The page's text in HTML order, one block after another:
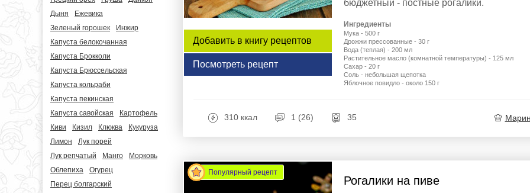
Дыня
Ежевика
Зеленый горошек
Инжир
Капуста белокочанная
Капуста Брокколи
Капуста Брюссельская
Капуста кольраби
Капуста пекинская
Капуста савойская
Картофель
Киви
Кизил Клюква
Кукуруза
Лимон
Лук порей
Лук репчатый
Манго
Морковь
Облепиха
Огурец
Перец болгарский
Добавить в книгу рецептов
Посмотреть рецепт
бюджетный - постные рогалики.
Ингредиенты
Мука - 500 г
Дрожжи прессованные - 30 г
Вода (теплая) - 200 мл
Растительное масло (комнатной температуры) - 125 мл
Сахар - 20 г
Соль - небольшая щепотка
Яблочное повидло - около 150 г
310 ккал 1 (26) 35
Популярный рецепт
Рогалики на пиве